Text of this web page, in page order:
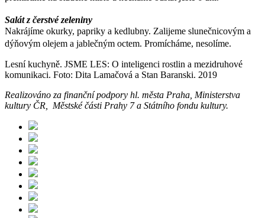
Salát z čerstvé zeleniny
Nakrájíme okurky, papriky a kedlubny. Zalijeme slunečnicovým a
dýňovým olejem a jablečným octem. Promícháme, nesolíme.
Lesní kuchyně. JSME LES: O inteligenci rostlin a mezidruhové
komunikaci. Foto: Dita Lamačová a Stan Baranski. 2019
Realizováno za finanční podpory hl. města Praha, Ministerstva
kultury ČR, Městské části Prahy 7 a Státního fondu kultury.